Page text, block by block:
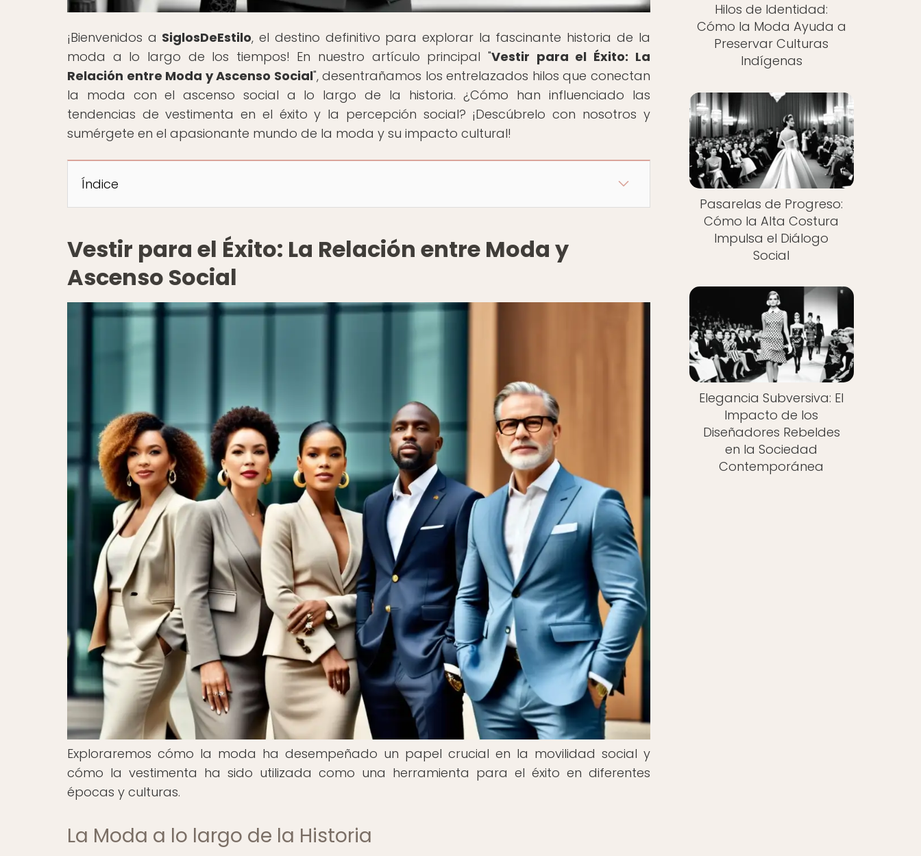
¡Bienvenidos a SiglosDeEstilo, el destino definitivo para explorar la fascinante historia de la
moda a lo largo de los tiempos! En nuestro artículo principal "Vestir para el Éxito: La
Relación entre Moda y Ascenso Social", desentrañamos los entrelazados hilos que conectan
la moda con el ascenso social a lo largo de la historia. ¿Cómo han influenciado las
tendencias de vestimenta en el éxito y la percepción social? ¡Descúbrelo con nosotros y
sumérgete en el apasionante mundo de la moda y su impacto cultural!
Índice
Vestir para el Éxito: La Relación entre Moda y
Ascenso Social
Exploraremos cómo la moda ha desempeñado un papel crucial en la movilidad social y
cómo la vestimenta ha sido utilizada como una herramienta para el éxito en diferentes
épocas y culturas.
La Moda a lo largo de la Historia
Hilos de Identidad:
Cómo la Moda Ayuda a
Preservar Culturas
Indígenas
Pasarelas de Progreso:
Cómo la Alta Costura
Impulsa el Diálogo
Social
Elegancia Subversiva: El
Impacto de los
Diseñadores Rebeldes
en la Sociedad
Contemporánea